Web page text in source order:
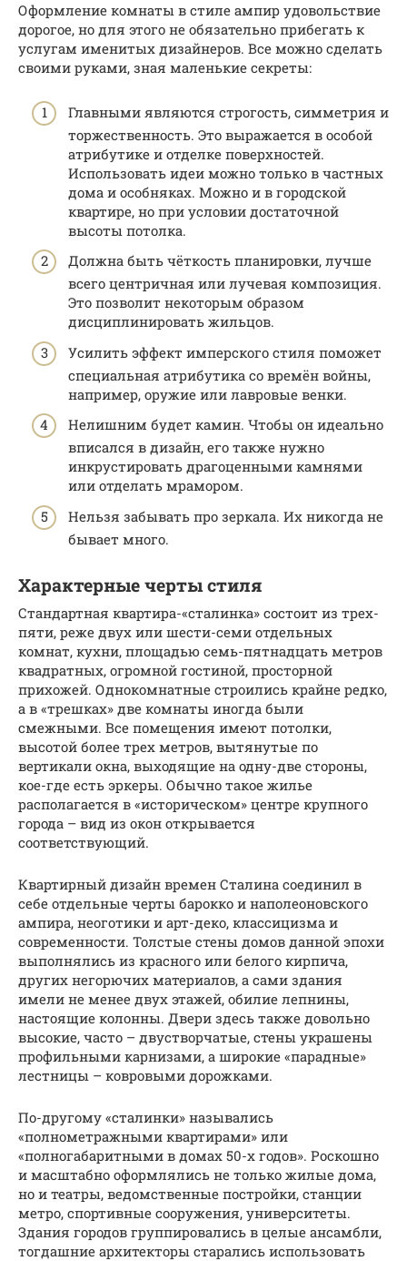
Оформление комнаты в стиле ампир удовольствие
дорогое, но для этого не обязательно прибегать к
услугам именитых дизайнеров. Все можно сделать
своими руками, зная маленькие секреты:
Главными являются строгость, симметрия и
торжественность. Это выражается в особой
атрибутике и отделке поверхностей.
Использовать идеи можно только в частных
дома и особняках. Можно и в городской
квартире, но при условии достаточной
высоты потолка.
Должна быть чёткость планировки, лучше
всего центричная или лучевая композиция.
Это позволит некоторым образом
дисциплинировать жильцов.
Усилить эффект имперского стиля поможет
специальная атрибутика со времён войны,
например, оружие или лавровые венки.
Нелишним будет камин. Чтобы он идеально
вписался в дизайн, его также нужно
инкрустировать драгоценными камнями
или отделать мрамором.
Нельзя забывать про зеркала. Их никогда не
бывает много.
Характерные черты стиля
Стандартная квартира-«сталинка» состоит из трех-
пяти, реже двух или шести-семи отдельных
комнат, кухни, площадью семь-пятнадцать метров
квадратных, огромной гостиной, просторной
прихожей. Однокомнатные строились крайне редко,
а в «трешках» две комнаты иногда были
смежными. Все помещения имеют потолки,
высотой более трех метров, вытянутые по
вертикали окна, выходящие на одну-две стороны,
кое-где есть эркеры. Обычно такое жилье
располагается в «историческом» центре крупного
города – вид из окон открывается
соответствующий.
Квартирный дизайн времен Сталина соединил в
себе отдельные черты барокко и наполеоновского
ампира, неоготики и арт-деко, классицизма и
современности. Толстые стены домов данной эпохи
выполнялись из красного или белого кирпича,
других негорючих материалов, а сами здания
имели не менее двух этажей, обилие лепнины,
настоящие колонны. Двери здесь также довольно
высокие, часто – двустворчатые, стены украшены
профильными карнизами, а широкие «парадные»
лестницы – ковровыми дорожками.
По-другому «сталинки» назывались
«полнометражными квартирами» или
«полногабаритными в домах 50-х годов». Роскошно
и масштабно оформлялись не только жилые дома,
но и театры, ведомственные постройки, станции
метро, спортивные сооружения, университеты.
Здания городов группировались в целые ансамбли,
тогдашние архитекторы старались использовать